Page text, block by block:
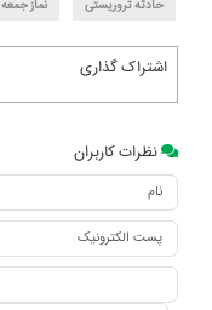
حادثه تروریستی نماز جمعه
اشتراک گذاری
نظرات کاربران